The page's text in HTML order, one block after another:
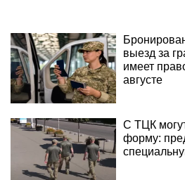
выезд за
имеет
августе
С ТЦК
форму: